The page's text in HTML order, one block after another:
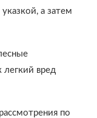
а затем
легкий вред
по